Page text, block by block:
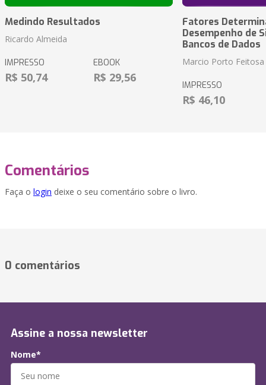
Medindo Resultados
Ricardo Almeida
IMPRESSO
R$ 50,74
EBOOK
R$ 29,56
Fatores
Desempenho de
Bancos de Dados
Marcio Porto Feitosa
IMPRESSO
R$ 46,10
Comentários
Faça o login deixe o seu comentário sobre o livro.
0 comentários
Assine a nossa newsletter
Nome*